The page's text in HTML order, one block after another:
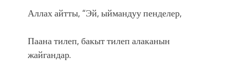
Аллах айтты, “Эй, ыймандуу пенделер,
Паана тилеп, бакыт тилеп алаканын
жайгандар.